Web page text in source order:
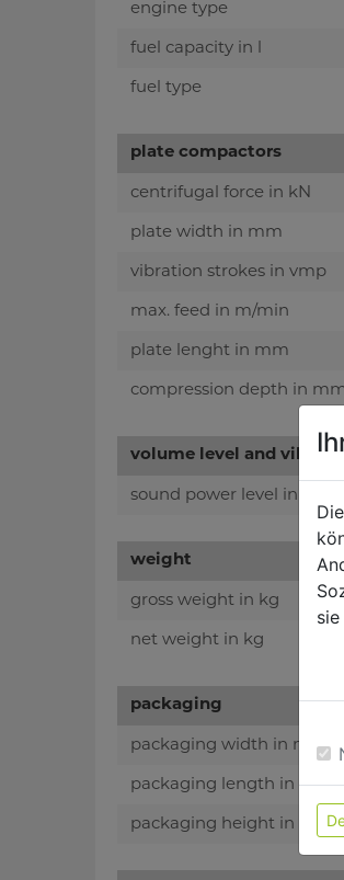
engine type
fuel capacity in l
fuel type
plate compactors
centrifugal force in kN
plate width in mm
vibration strokes in vmp
max. feed in m/min
plate lenght in mm
compression depth in
volume level and
sound power level in dB(A)
weight
gross weight in kg
net weight in kg
packaging
packaging width in mm
packaging length in mm
packaging height in mm